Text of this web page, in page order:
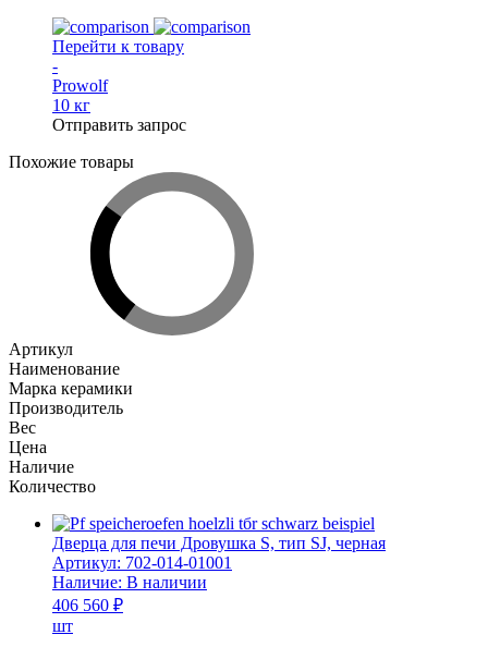
Перейти к товару
-
Prowolf
10 кг
Отправить запрос
Похожие товары
Артикул
Наименование
Марка керамики
Производитель
Вес
Цена
Наличие
Количество
Дверца для печи Дровушка S, тип SJ, черная
Артикул: 702-014-01001
Наличие: В наличии
406 560 ₽
шт